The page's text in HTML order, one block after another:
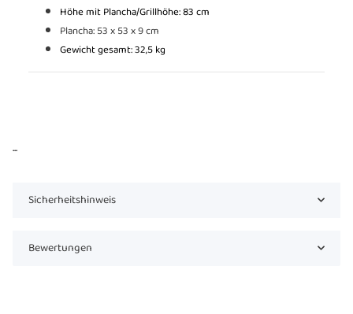
Höhe mit Plancha/Grillhöhe: 83 cm
Plancha: 53 x 53 x 9 cm
Gewicht gesamt: 32,5 kg
...
Sicherheitshinweis
Bewertungen